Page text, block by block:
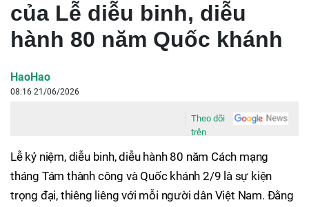
của Lễ diễu binh, diễu
hành 80 năm Quốc khánh
HaoHao
08:16 21/06/2026
Theo dõi
trên
Lễ kỷ niệm, diễu binh, diễu hành 80 năm Cách mạng
tháng Tám thành công và Quốc khánh 2/9 là sự kiện
trọng đại, thiêng liêng với mỗi người dân Việt Nam. Đằng